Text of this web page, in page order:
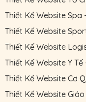
Thiết Kế Website Spa
Thiết Kế Website
Thiết Kế Website
Thiết Kế Website Y Tế
Thiết Kế Website Cơ
Thiết Kế Website